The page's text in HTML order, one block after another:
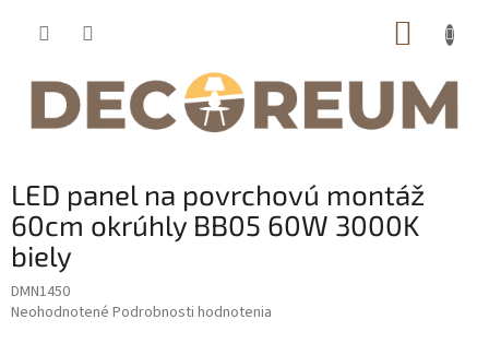
LED panel na povrchovú montáž
60cm okrúhly BB05 60W 3000K
biely
DMN1450
Priemerné
Neohodnotené Podrobnosti hodnotenia